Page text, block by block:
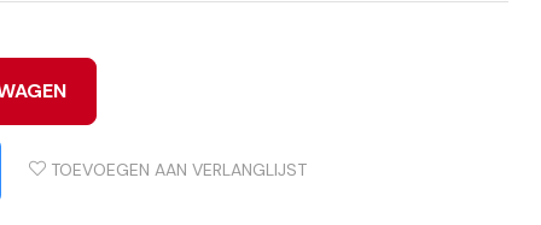
TOEVOEGEN AAN VERLANGLIJST